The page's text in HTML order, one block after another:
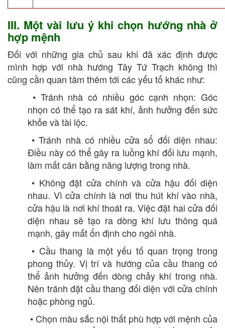
III. Một vài lưu ý khi chọn hướng nhà ở
hợp mệnh
Đối với những gia chủ sau khi đã xác định được
mình hợp với nhà hướng Tây Tứ Trạch không thì
cũng cần quan tâm thêm tới các yếu tố khác như:
• Tránh nhà có nhiều góc cạnh nhọn: Góc
nhọn có thể tạo ra sát khí, ảnh hưởng đến sức
khỏe và tài lộc.
• Tránh nhà có nhiều cửa sổ đối diện nhau:
Điều này có thể gây ra luồng khí đối lưu mạnh,
làm mất cân bằng năng lượng trong nhà.
• Không đặt cửa chính và cửa hậu đối diện
nhau. Vì cửa chính là nơi thu hút khí vào nhà,
cửa hậu là nơi khí thoát ra. Việc đặt hai cửa đối
diện nhau sẽ tạo ra dòng khí lưu thông quá
mạnh, gây mất ổn định cho ngôi nhà.
• Cầu thang là một yếu tố quan trọng trong
phong thủy. Vị trí và hướng của cầu thang có
thể ảnh hưởng đến dòng chảy khí trong nhà.
Nên tránh đặt cầu thang đối diện với cửa chính
hoặc phòng ngủ.
• Chọn màu sắc nội thất phù hợp với mệnh của